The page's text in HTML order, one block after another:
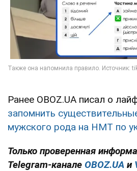
Ранее OBOZ.UA писал о
запомнить
мужского рода на НМТ по
Только проверенная
Telegram-канале OBOZ.UA и